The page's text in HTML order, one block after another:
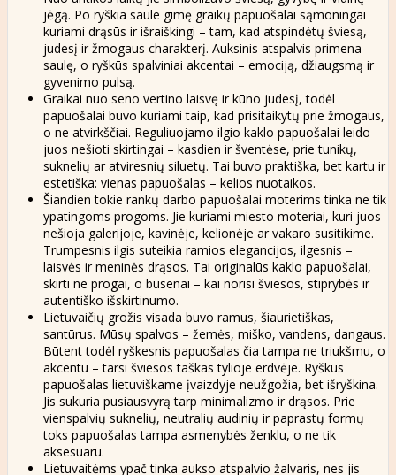
jėgą. Po ryškia saule gimę graikų papuošalai sąmoningai
kuriami drąsūs ir išraiškingi – tam, kad atspindėtų šviesą,
judesį ir žmogaus charakterį. Auksinis atspalvis primena
saulę, o ryškūs spalviniai akcentai – emociją, džiaugsmą ir
gyvenimo pulsą.
Graikai nuo seno vertino laisvę ir kūno judesį, todėl
papuošalai buvo kuriami taip, kad prisitaikytų prie žmogaus,
o ne atvirkščiai. Reguliuojamo ilgio kaklo papuošalai leido
juos nešioti skirtingai – kasdien ir šventėse, prie tunikų,
suknelių ar atviresnių siluetų. Tai buvo praktiška, bet kartu ir
estetiška: vienas papuošalas – kelios nuotaikos.
Šiandien tokie rankų darbo papuošalai moterims tinka ne tik
ypatingoms progoms. Jie kuriami miesto moteriai, kuri juos
nešioja galerijoje, kavinėje, kelionėje ar vakaro susitikime.
Trumpesnis ilgis suteikia ramios elegancijos, ilgesnis –
laisvės ir meninės drąsos. Tai originalūs kaklo papuošalai,
skirti ne progai, o būsenai – kai norisi šviesos, stiprybės ir
autentiško išskirtinumo.
Lietuvaičių grožis visada buvo ramus, šiaurietiškas,
santūrus. Mūsų spalvos – žemės, miško, vandens, dangaus.
Būtent todėl ryškesnis papuošalas čia tampa ne triukšmu, o
akcentu – tarsi šviesos taškas tylioje erdvėje. Ryškus
papuošalas lietuviškame įvaizdyje neužgožia, bet išryškina.
Jis sukuria pusiausvyrą tarp minimalizmo ir drąsos. Prie
vienspalvių suknelių, neutralių audinių ir paprastų formų
toks papuošalas tampa asmenybės ženklu, o ne tik
aksesuaru.
Lietuvaitėms ypač tinka aukso atspalvio žalvaris, nes jis